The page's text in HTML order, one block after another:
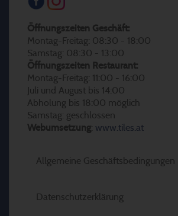
Öffnungszeiten Geschäft:
Montag-Freitag: 08:30 - 18:00
Samstag: 08:30 - 13:00
Öffnungszeiten Restaurant:
Montag-Freitag: 11:00 - 16:00
Juli und August bis 14:00
Abholung bis 18:00 möglich
Samstag: geschlossen
Webumsetzung: www.tiles.at
Allgemeine Geschäftsbedingungen
Datenschutzerklärung